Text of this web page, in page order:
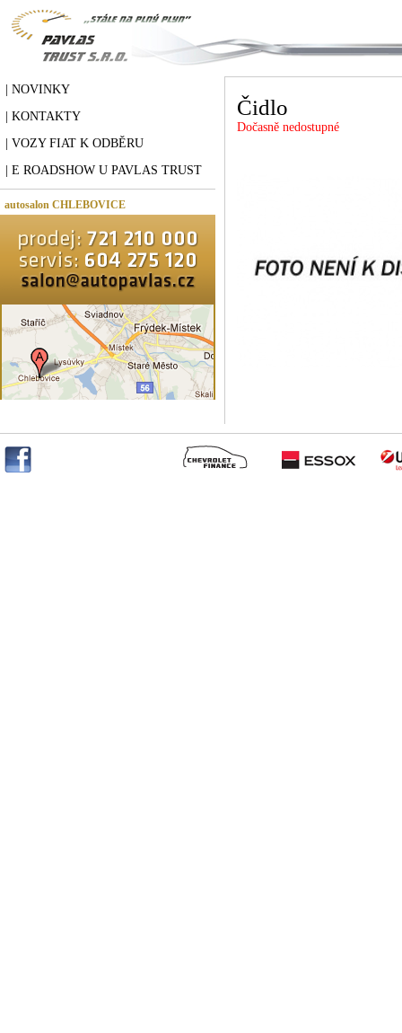
| NOVINKY
| KONTAKTY
| VOZY FIAT K ODBĚRU
| E ROADSHOW U PAVLAS TRUST
autosalon CHLEBOVICE
Čidlo
Dočasně nedostupné